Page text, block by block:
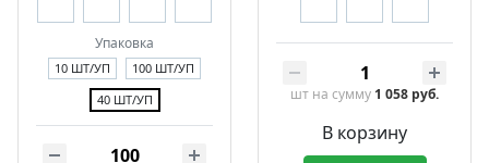
Упаковка
10 ШТ/УП
100 ШТ/УП
40 ШТ/УП
шт на сумму 1 058 руб.
В корзину